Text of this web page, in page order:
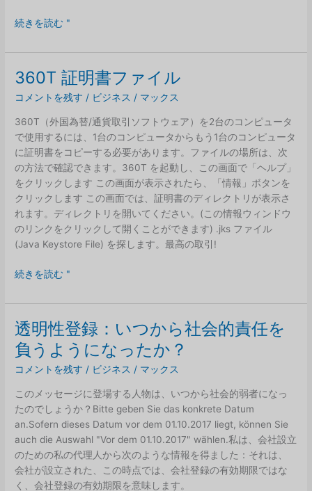
LoveWisdomHub
新
ー
ジ
2.0.0
が
オ
ン
ラ
イ
ン
に
登
場
続きを読む "
360T 証明書ファイル
コメントを残す / ビジネス / マックス
360T（外国為替/通貨取引ソフトウェア）を2台のコンピュータ
で使用するには、1台のコンピュータからもう1台のコンピュータ
に証明書をコピーする必要があります。ファイルの場所は、次
の方法で確認できます。360T を起動し、この画面で「ヘルプ」
をクリックします この画面が表示されたら、「情報」ボタンを
クリックします この画面では、証明書のディレクトリが表示さ
れます。ディレクトリを開いてください。(この情報ウィンドウ
のリンクをクリックして開くことができます) .jks ファイル
(Java Keystore File) を探します。最高の取引!
360T
明
書
フ
ァ
イ
続きを読む "
透明性登録：いつから社会的責任を
負うようになったか？
コメントを残す / ビジネス / マックス
このメッセージに登場する人物は、いつから社会的弱者になっ
たのでしょうか？Bitte geben Sie das konkrete Datum
an.Sofern dieses Datum vor dem 01.10.2017 liegt, können Sie
auch die Auswahl "Vor dem 01.10.2017" wählen.私は、会社設立
のための私の代理人から次のような情報を得ました：それは、
会社が設立された、この時点では、会社登録の有効期限ではな
く、会社登録の有効期限を意味します。